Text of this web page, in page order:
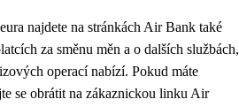
najdete na stránkách Air Bank také
za směnu měn a o dalších službách,
operací nabízí. Pokud máte
se obrátit na zákaznickou linku Air